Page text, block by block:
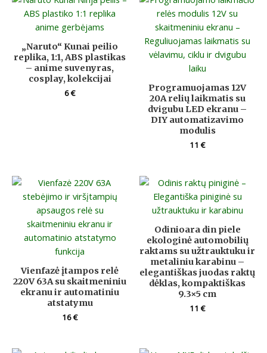
„Naruto“ Kunai peilio
replika, 1:1, ABS plastikas
– anime suvenyras,
cosplay, kolekcijai
6€
Programuojamas 12V
20A relių laikmatis su
dvigubu LED ekranu –
DIY automatizavimo
modulis
11€
Vienfazė įtampos relė
220V 63A su skaitmeniniu
ekranu ir automatiniu
atstatymu
16€
Odinioara din piele
ekologinė automobilių
raktams su užtrauktuku ir
metaliniu karabinu –
elegantiškas juodas raktų
dėklas, kompaktiškas
9.3×5 cm
11€